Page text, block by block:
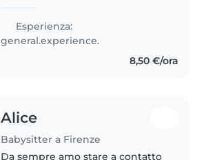
Esperienza:
general.experience.
8,50 €/ora
Alice
Babysitter a Firenze
Da sempre amo stare a contatto